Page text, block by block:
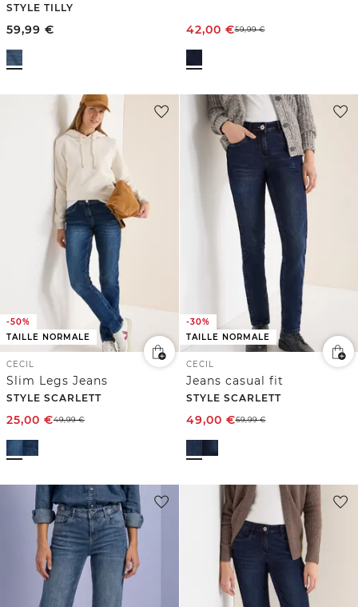
STYLE TILLY
59,99 € 42,00 €59,99€
-50%
TAILLE NORMALE
CECIL
Slim Legs Jeans
STYLE SCARLETT
25,00 €49,99€
-30%
TAILLE NORMALE
CECIL
Jeans casual fit
STYLE SCARLETT
49,00 €69,99€